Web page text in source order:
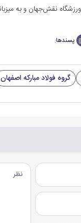
پسندها:
گروه فولاد مبارکه اصفهان